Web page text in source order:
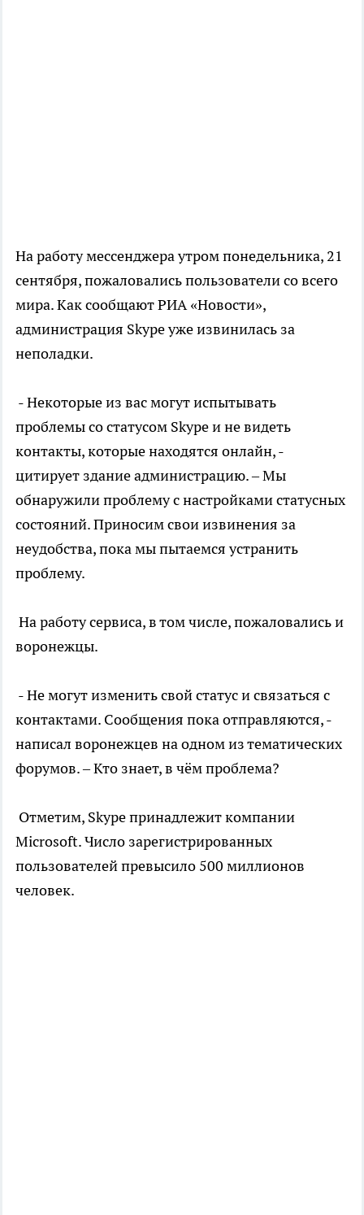
На работу мессенджера утром понедельника, 21
сентября, пожаловались пользователи со всего
мира. Как сообщают РИА «Новости»,
администрация Skype уже извинилась за
неполадки.
- Некоторые из вас могут испытывать
проблемы со статусом Skype и не видеть
контакты, которые находятся онлайн, -
цитирует здание администрацию. – Мы
обнаружили проблему с настройками статусных
состояний. Приносим свои извинения за
неудобства, пока мы пытаемся устранить
проблему.
На работу сервиса, в том числе, пожаловались и
воронежцы.
- Не могут изменить свой статус и связаться с
контактами. Сообщения пока отправляются, -
написал воронежцев на одном из тематических
форумов. – Кто знает, в чём проблема?
Отметим, Skype принадлежит компании
Microsoft. Число зарегистрированных
пользователей превысило 500 миллионов
человек.